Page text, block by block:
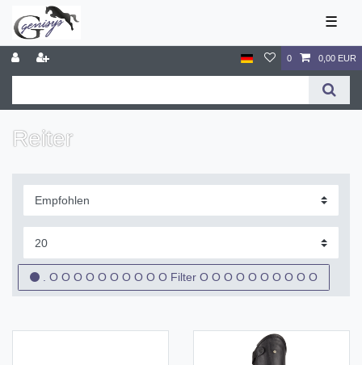
☰
0 0,00 EUR
Reiter
. O O O O O O O O O O Filter O O O O O O O O O O